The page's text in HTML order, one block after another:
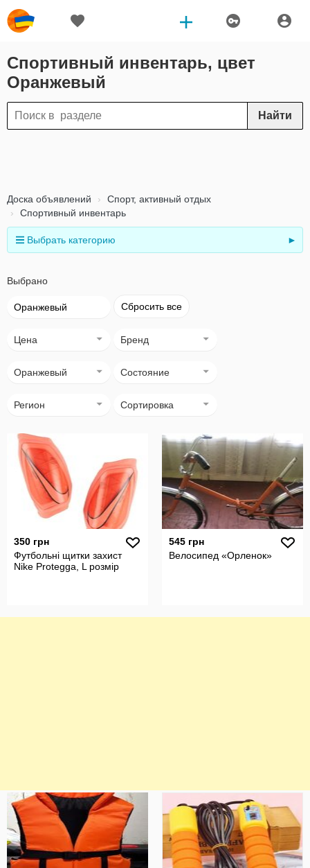
Спортивный инвентарь, цвет
Оранжевый
Найти
Доска объявлений
Спорт, активный отдых
Спортивный инвентарь
Выбрать категорию ►
Выбрано
Оранжевый Сбросить все
Цена Бренд
Оранжевый Состояние
Регион Сортировка
350 грн
Футбольні щитки захист
Nike Protegga, L розмір
545 грн
Велосипед «Орленок»